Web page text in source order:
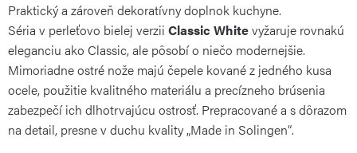
Praktický a zároveň dekoratívny doplnok kuchyne.
Séria v perleťovo bielej verzii Classic Whitevyžaruje rovnakú
eleganciu ako Classic, ale pôsobí o niečo modernejšie.
Mimoriadne ostré nože majú čepele kované z jedného kusa
ocele, použitie kvalitného materiálu a precízneho brúsenia
zabezpečí ich dlhotrvajúcu ostrosť. Prepracované a s dôrazom
na detail, presne v duchu kvality „Made in Solingen“.